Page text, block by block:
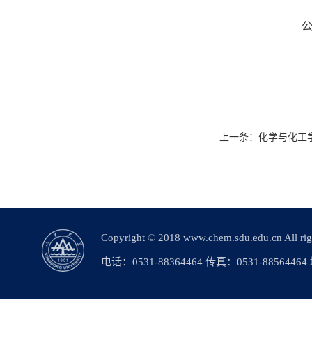
上一条： 化学与化工
Copyright © 2018 www.chem.sdu.edu.cn All
电话：0531-88364464 传真：0531-